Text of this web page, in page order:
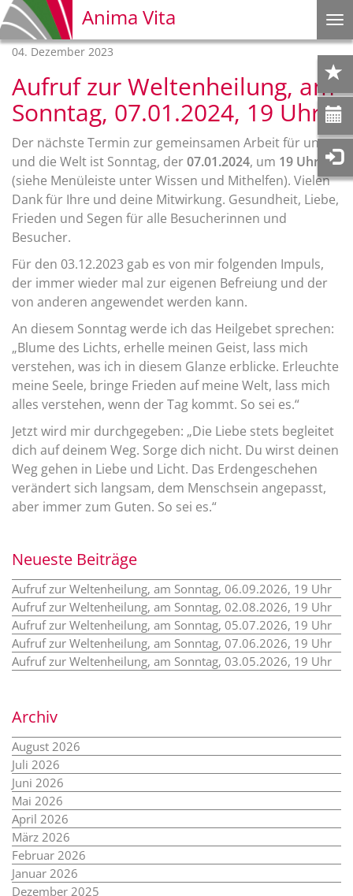
Anima Vita
04. Dezember 2023
Aufruf zur Weltenheilung, am
Sonntag, 07.01.2024, 19 Uhr
Der nächste Termin zur gemeinsamen Arbeit für uns
und die Welt ist Sonntag, der07.01.2024, um 19 Uhr
(siehe Menüleiste unter Wissen und Mithelfen). Vielen
Dank für Ihre und deine Mitwirkung. Gesundheit, Liebe,
Frieden und Segen für alle Besucherinnen und
Besucher.
Für den 03.12.2023 gab es von mir folgenden Impuls,
der immer wieder mal zur eigenen Befreiung und der
von anderen angewendet werden kann.
An diesem Sonntag werde ich das Heilgebet sprechen:
„Blume des Lichts, erhelle meinen Geist, lass mich
verstehen, was ich in diesem Glanze erblicke. Erleuchte
meine Seele, bringe Frieden auf meine Welt, lass mich
alles verstehen, wenn der Tag kommt. So sei es.“
Jetzt wird mir durchgegeben: „Die Liebe stets begleitet
dich auf deinem Weg. Sorge dich nicht. Du wirst deinen
Weg gehen in Liebe und Licht. Das Erdengeschehen
verändert sich langsam, dem Menschsein angepasst,
aber immer zum Guten. So sei es.“
Neueste Beiträge
Aufruf zur Weltenheilung, am Sonntag, 06.09.2026, 19 Uhr
Aufruf zur Weltenheilung, am Sonntag, 02.08.2026, 19 Uhr
Aufruf zur Weltenheilung, am Sonntag, 05.07.2026, 19 Uhr
Aufruf zur Weltenheilung, am Sonntag, 07.06.2026, 19 Uhr
Aufruf zur Weltenheilung, am Sonntag, 03.05.2026, 19 Uhr
Archiv
August 2026
Juli 2026
Juni 2026
Mai 2026
April 2026
März 2026
Februar 2026
Januar 2026
Dezember 2025